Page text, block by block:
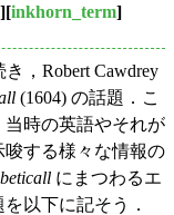
][inkhorn_term]
，Robert Cawdrey
(1604) の話題．こ
時の英語やそれが
する様々な情報の
にまつわるエ
以下に記そう．